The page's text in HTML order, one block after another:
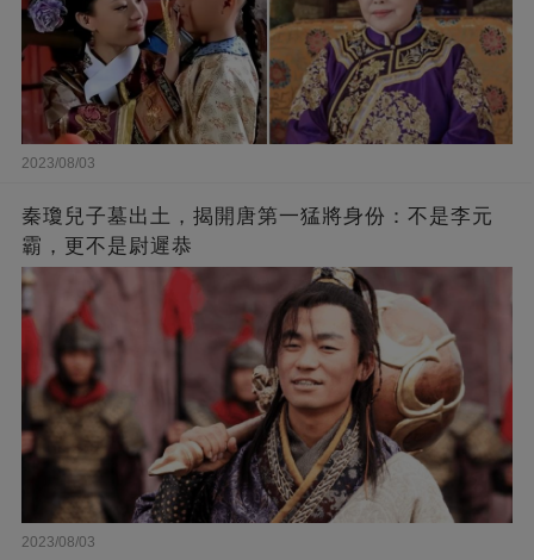
2023/08/03
秦瓊兒子墓出土，揭開唐第一猛將身份：不是李元
霸，更不是尉遲恭
2023/08/03